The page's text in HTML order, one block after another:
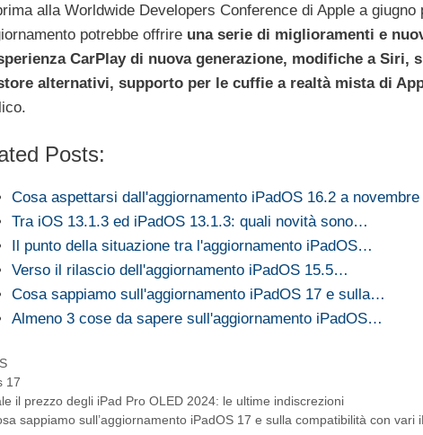
alla Worldwide Developers Conference di Apple a
potrebbe offrire una serie di miglioramenti e
CarPlay di nuova generazione, modifiche a Siri,
alternativi, supporto per le cuffie a realtà mista di
Posts:
Cosa aspettarsi dall'aggiornamento iPadOS 16.2 a novembre
Tra iOS 13.1.3 ed iPadOS 13.1.3: quali novità sono…
Il punto della situazione tra l'aggiornamento iPadOS…
Verso il rilascio dell'aggiornamento iPadOS 15.5…
Cosa sappiamo sull'aggiornamento iPadOS 17 e sulla…
Almeno 3 cose da sapere sull'aggiornamento iPadOS…
17
il prezzo degli iPad Pro OLED 2024: le ultime indiscrezioni
sappiamo sull’aggiornamento iPadOS 17 e sulla compatibilità con vari